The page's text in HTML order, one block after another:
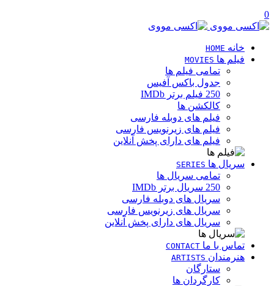
0
خانه HOME
فیلم ها MOVIES
تمامی فیلم ها
جدول باکس آفیس
250 فیلم برتر IMDb
کالکشن ها
فیلم های دوبله فارسی
فیلم های زیرنویس فارسی
فیلم های دارای پخش آنلاین
سریال ها SERIES
تمامی سریال ها
250 سریال برتر IMDb
سریال های دوبله فارسی
سریال های زیرنویس فارسی
سریال های دارای پخش آنلاین
تماس با ما CONTACT
هنرمندان ARTISTS
ستارگان
کارگردان ها